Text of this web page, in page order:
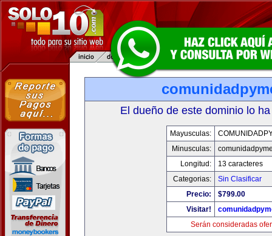
El dueño de este dominio lo
Mayusculas:
Minusculas:
Longitud:
13 caracteres
Categorias:
Sin Clasificar
Precio:
$799.00
Visitar!
Serán consideradas